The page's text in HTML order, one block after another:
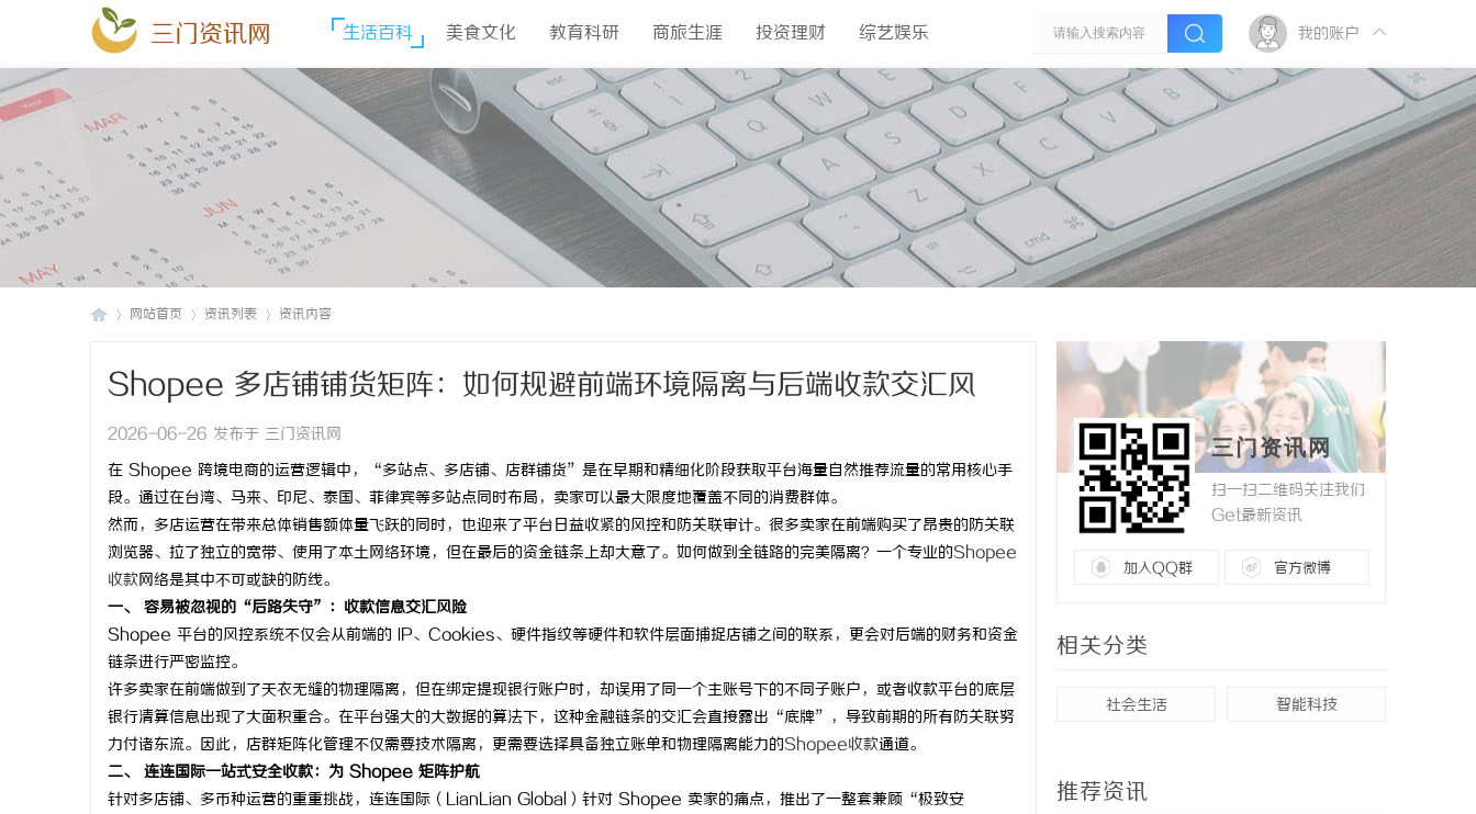
三门资讯网 生活百科 美食文化 教育科研 商旅生涯 投资理财 综艺娱乐 我的账户
网站首页 资讯列表 资讯内容
Shopee 多店铺铺货矩阵：如何规避前端环境隔离与后端收款交汇风
险？
2026-06-26 发布于 三门资讯网
在 Shopee 跨境电商的运营逻辑中，“多站点、多店铺、店群铺货”是在早期和精细化阶段获取平台海量自然推荐流量的常用核心手
段。通过在台湾、马来、印尼、泰国、菲律宾等多站点同时布局，卖家可以最大限度地覆盖不同的消费群体。
然而，多店运营在带来总体销售额体量飞跃的同时，也迎来了平台日益收紧的风控和防关联审计。很多卖家在前端购买了昂贵的防关联
浏览器、拉了独立的宽带、使用了本土网络环境，但在最后的资金链条上却大意了。如何做到全链路的完美隔离？一个专业的Shopee
收款网络是其中不可或缺的防线。
一、 容易被忽视的“后路失守”：收款信息交汇风险
Shopee 平台的风控系统不仅会从前端的 IP、Cookies、硬件指纹等硬件和软件层面捕捉店铺之间的联系，更会对后端的财务和资金
链条进行严密监控。
许多卖家在前端做到了天衣无缝的物理隔离，但在绑定提现银行账户时，却误用了同一个主账号下的不同子账户，或者收款平台的底层
银行清算信息出现了大面积重合。在平台强大的大数据的算法下，这种金融链条的交汇会直接露出“底牌”，导致前期的所有防关联努
力付诸东流。因此，店群矩阵化管理不仅需要技术隔离，更需要选择具备独立账单和物理隔离能力的Shopee收款通道。
二、 连连国际一站式安全收款：为 Shopee 矩阵护航
针对多店铺、多币种运营的重重挑战，连连国际（LianLian Global）针对 Shopee 卖家的痛点，推出了一整套兼顾“极致安
三门资讯网
扫一扫二维码关注我们
Get最新资讯
加入QQ群 官方微博
相关分类
社会生活 智能科技
推荐资讯